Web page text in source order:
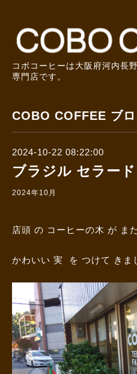
コボコーヒーは大阪府河内長
専門店です。
COBO COFFEE ブ
2024-10-22 08:22:00
ブラジル セラード
2024年10月
店頭 の コーヒーの木 が また
かわいい 実 を つけて きま